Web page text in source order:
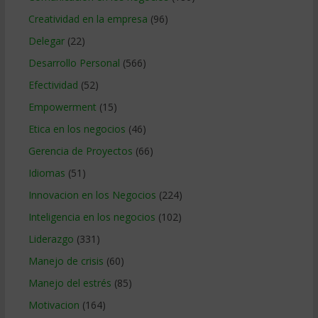
Creatividad en la empresa (96)
Delegar(22)
Desarrollo Personal (566)
Efectividad (52)
Empowerment (15)
Etica en los negocios (46)
Gerencia de Proyectos (66)
Idiomas (51)
Innovacion en los Negocios (224)
Inteligencia en los negocios (102)
Liderazgo (331)
Manejo de crisis (60)
Manejo del estrés (85)
Motivacion (164)